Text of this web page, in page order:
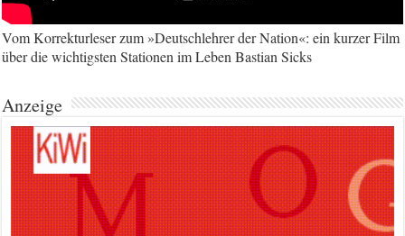
Vom Korrekturleser zum »Deutschlehrer der Nation«: ein kurzer Film
über die wichtigsten Stationen im Leben Bastian Sicks
Anzeige